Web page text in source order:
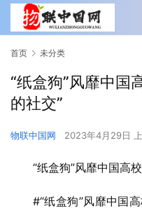
首页 未分类
“纸盒狗”风靡中国
的社交”
物联中国网 2023年4月29日
“纸盒狗”风靡中国高
#“纸盒狗”风靡中国